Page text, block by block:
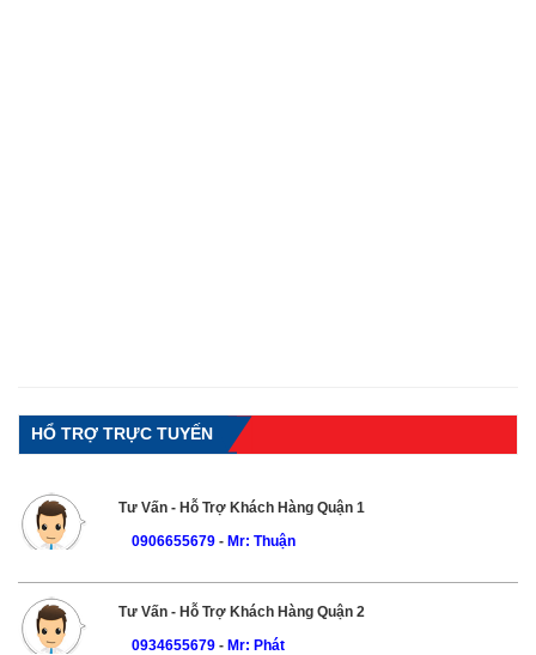
HỔ TRỢ TRỰC TUYẾN
Tư Vấn - Hỗ Trợ Khách Hàng Quận 1
0906655679 - Mr: Thuận
Tư Vấn - Hỗ Trợ Khách Hàng Quận 2
0934655679- Mr: Phát